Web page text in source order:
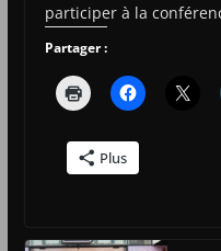
participer à la
Partager :
Plus